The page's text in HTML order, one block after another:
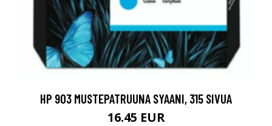
HP 903 MUSTEPATRUUNA SYAANI, 315 SIVUA
16.45 EUR